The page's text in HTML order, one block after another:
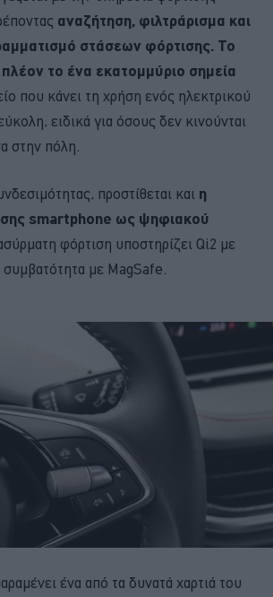
αναζήτηση, φιλτράρισμα και
στάσεων φόρτισης. Το
το ένα εκατομμύριο σημεία
που κάνει τη χρήση ενός ηλεκτρικού
ειδικά για όσους δεν κινούνται
στην πόλη.
προστίθεται και η
smartphone ως ψηφιακού
φόρτιση υποστηρίζει Qi2 με
με MagSafe.
ένα από τα δυνατά χαρτιά του